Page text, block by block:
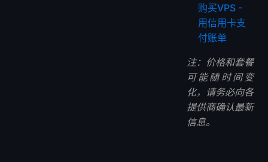
购买VPS -
用信用卡支
付账单
注：价格和套餐
可能随时间变
化，请务必向各
提供商确认最新
信息。